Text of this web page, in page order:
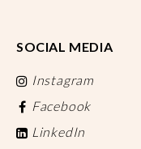
SOCIAL MEDIA
Instagram
Facebook
LinkedIn